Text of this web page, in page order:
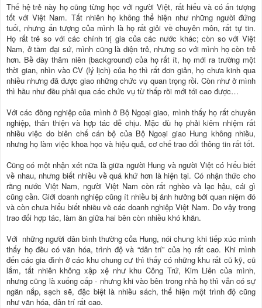
Thế hệ trẻ này họ cũng từng học với người Việt, rất hiểu và có ấn tượng
tốt với Việt Nam. Tất nhiên họ không thể hiện như những người đứng
tuổi, nhưng ấn tượng của mình là họ rất giỏi về chuyên môn, rất tự tin.
Họ rất trẻ so với các chính trị gia của các nước khác; còn so với Việt
Nam, ở tầm đại sứ, mình cũng là diện trẻ, nhưng so với mình họ còn trẻ
hơn. Bề dày thâm niên (background) của họ rất ít, họ mới ra trường một
thời gian, nhìn vào CV (lý lịch) của họ thì rất đơn giản, họ chưa kinh qua
nhiều nhưng đã được giao những chức vụ quan trọng rồi. Còn như ở mình
thì hầu như đều phải qua các chức vụ từ thấp rồi mới tới cao được…
Với các đồng nghiệp của mình ở Bộ Ngoại giao, mình thấy họ rất chuyên
nghiệp, thân thiện và hợp tác dễ chịu. Mặc dù họ phải kiêm nhiệm rất
nhiều việc do biên chế cán bộ của Bộ Ngoại giao Hung không nhiều,
nhưng họ làm việc khoa học và hiệu quả, cơ chế trao đổi thông tin rất tốt.
Cũng có một nhận xét nữa là giữa người Hung và người Việt có hiểu biết
về nhau, nhưng biết nhiều về quá khứ hơn là hiện tại. Có nhận thức cho
rằng nước Việt Nam, người Việt Nam còn rất nghèo và lạc hậu, cái gì
cũng cần. Giới doanh nghiệp cũng ít nhiều bị ảnh hưởng bởi quan niệm đó
và còn chưa hiểu biết nhiều về các doanh nghiệp Việt Nam. Do vậy trong
trao đổi hợp tác, làm ăn giữa hai bên còn nhiều khó khăn.
Với những người dân bình thường của Hung, nói chung khi tiếp xúc mình
thấy họ đều có văn hóa, trình độ và “dân trí” của họ rất cao. Khi mình
đến các gia đình ở các khu chung cư thì thấy có những khu rất cũ kỹ, cũ
lắm, tất nhiên không xập xệ như khu Công Trứ, Kim Liên của mình,
nhưng cũng là xuống cấp - nhưng khi vào bên trong nhà họ thì vẫn có sự
ngăn nắp, sạch sẽ, đặc biệt là nhiều sách, thể hiện một trình độ cũng
như văn hóa, dân trí rất cao.